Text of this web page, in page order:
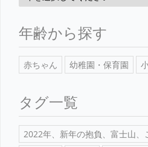
年齢から探す
赤ちゃん 幼稚園・保育園
タグ一覧
2022年、新年の抱負、富士山、